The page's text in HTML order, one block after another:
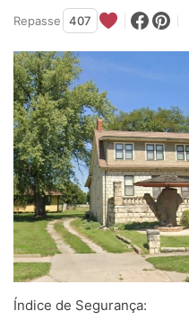
Repasse 407
Índice de Segurança: